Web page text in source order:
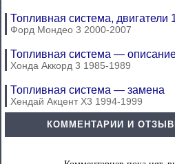
Топливная система, двигатели
Форд Мондео 3 2000-2007
Топливная система — описание
Хонда Аккорд 3 1985-1989
Топливная система — замена
Хендай Акцент Х3 1994-1999
КОММЕНТАРИИ И